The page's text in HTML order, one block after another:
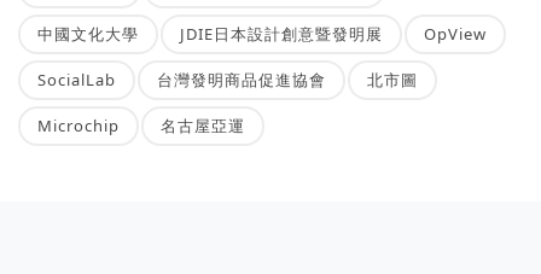
中國文化大學 JDIE日本設計創意暨發明展 OpView
SocialLab 台灣發明商品促進協會 北市圖
Microchip 名古屋亞運